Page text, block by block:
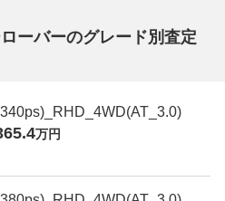
ーバーのグレード別査定
万円